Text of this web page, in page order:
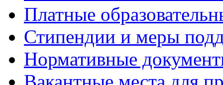
Платные
Стипендии и меры
Нормативные